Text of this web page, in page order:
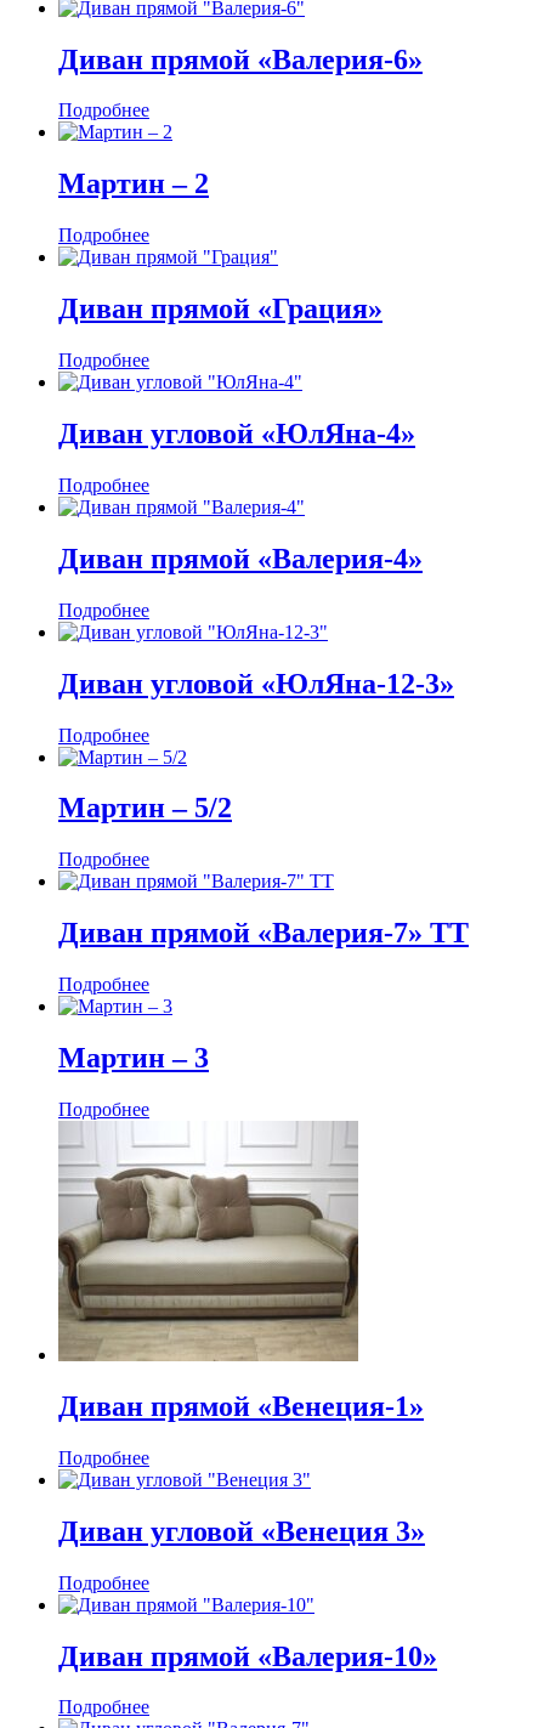
Диван прямой «Валерия-6»
Подробнее
Мартин ‒ 2
Подробнее
Диван прямой «Грация»
Подробнее
Диван угловой «ЮлЯна-4»
Подробнее
Диван прямой «Валерия-4»
Подробнее
Диван угловой «ЮлЯна-12-3»
Подробнее
Мартин ‒ 5/2
Подробнее
Диван прямой «Валерия-7» ТТ
Подробнее
Мартин ‒ 3
Подробнее
Диван прямой «Венеция-1»
Подробнее
Диван угловой «Венеция 3»
Подробнее
Диван прямой «Валерия-10»
Подробнее